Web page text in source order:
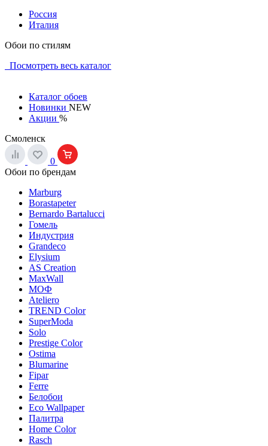
Россия
Италия
Обои по стилям
Посмотреть весь каталог
Каталог обоев
Новинки NEW
Акции %
Смоленск
0
Обои по брендам
Marburg
Borastapeter
Bernardo Bartalucci
Гомель
Индустрия
Grandeco
Elysium
AS Creation
MaxWall
МОФ
Ateliero
TREND Color
SuperModa
Solo
Prestige Color
Ostima
Blumarine
Fipar
Ferre
Белобои
Eco Wallpaper
Палитра
Home Color
Rasch